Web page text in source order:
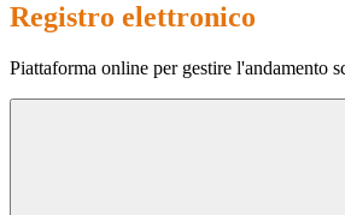
Registro elettronico
Piattaforma online per gestire l'andamento